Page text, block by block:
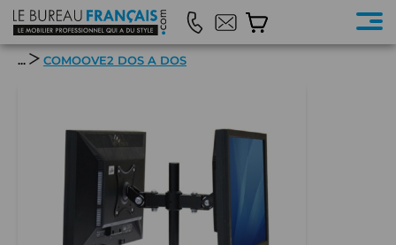
... COMOOVE2 DOS A DOS